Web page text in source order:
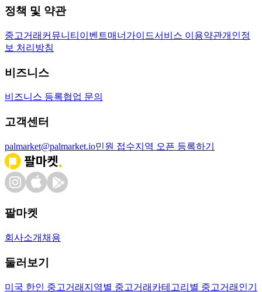
정책 및 약관
중고거래 커뮤니티 이벤트매너가이드서비스 이용약관개인정
보 처리방침
비즈니스
비즈니스 등록협업 문의
고객센터
palmarket@palmarket.io민원 접수지역 오픈 등록하기
팔마켓
회사소개 채용
둘러보기
미국 한인 중고거래 지역별 중고거래 카테고리별 중고거래 인기